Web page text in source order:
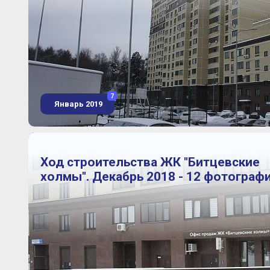
Январь 2019
7
Ход строительства ЖК "Битцевские
холмы". Декабрь 2018 - 12